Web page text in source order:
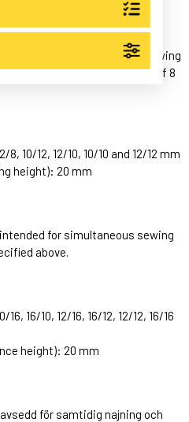
intended for simultaneous sewing
above and only spacing of 8
8, 10/12, 12/10, 10/10 and 12/12 mm
height): 20 mm
for simultaneous sewing
above.
16/10, 12/16, 16/12, 12/12, 16/16
height): 20 mm
för samtidig najning och